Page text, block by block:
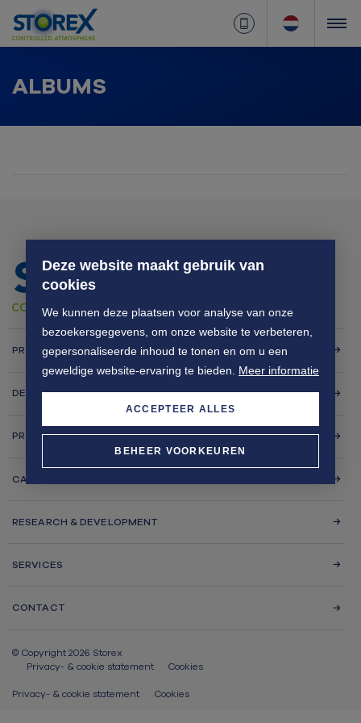
Deze website maakt gebruik van
cookies
We kunnen deze plaatsen voor analyse van onze
bezoekersgegevens, om onze website te verbeteren,
gepersonaliseerde inhoud te tonen en om u een
geweldige website-ervaring te bieden. Meer informatie
BEHEER VOORKEUREN
ACCEPTEER ALLES
ALBUMS
PRODUCTEN
DESIGN & CONSTRUCT
PROJECTEN
CA BEWARING
RESEARCH & DEVELOPMENT
SERVICES
CONTACT
© Copyright 2026 Storex
Privacy- & cookie statement
Cookies
Privacy- & cookie statement Cookies